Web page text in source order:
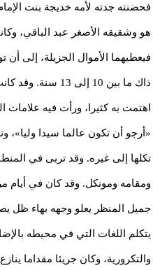
فحضنته جدته لأمه خديجة بنت
هو وشقيقه الأصغر عبد الباقي،
ذاك ما بين 10 إلى
اهتمت به كثيرا، ورأت فيه علامات
«أرجو أن تكون عالما سيدا وليا»،
تكلها إلى غيره. وقد تربى في
ومقامه ومونكل. وقد كان في أيام
جميل المنظر يعلو وجهه بهاء ظل
يتكلم اللغات التي في محيطه
والتكرورية، وكان جريئا مقداما